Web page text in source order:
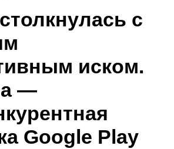
с
иском.
—
Google Play